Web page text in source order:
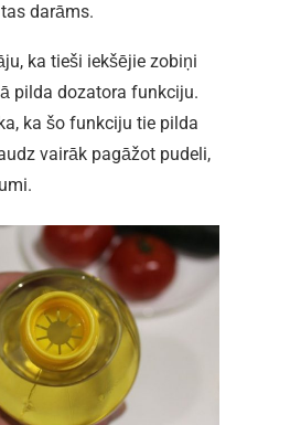
darāms.
ka tieši iekšējie zobiņi
pilda dozatora funkciju.
ka šo funkciju tie pilda
vairāk pagāžot pudeli,